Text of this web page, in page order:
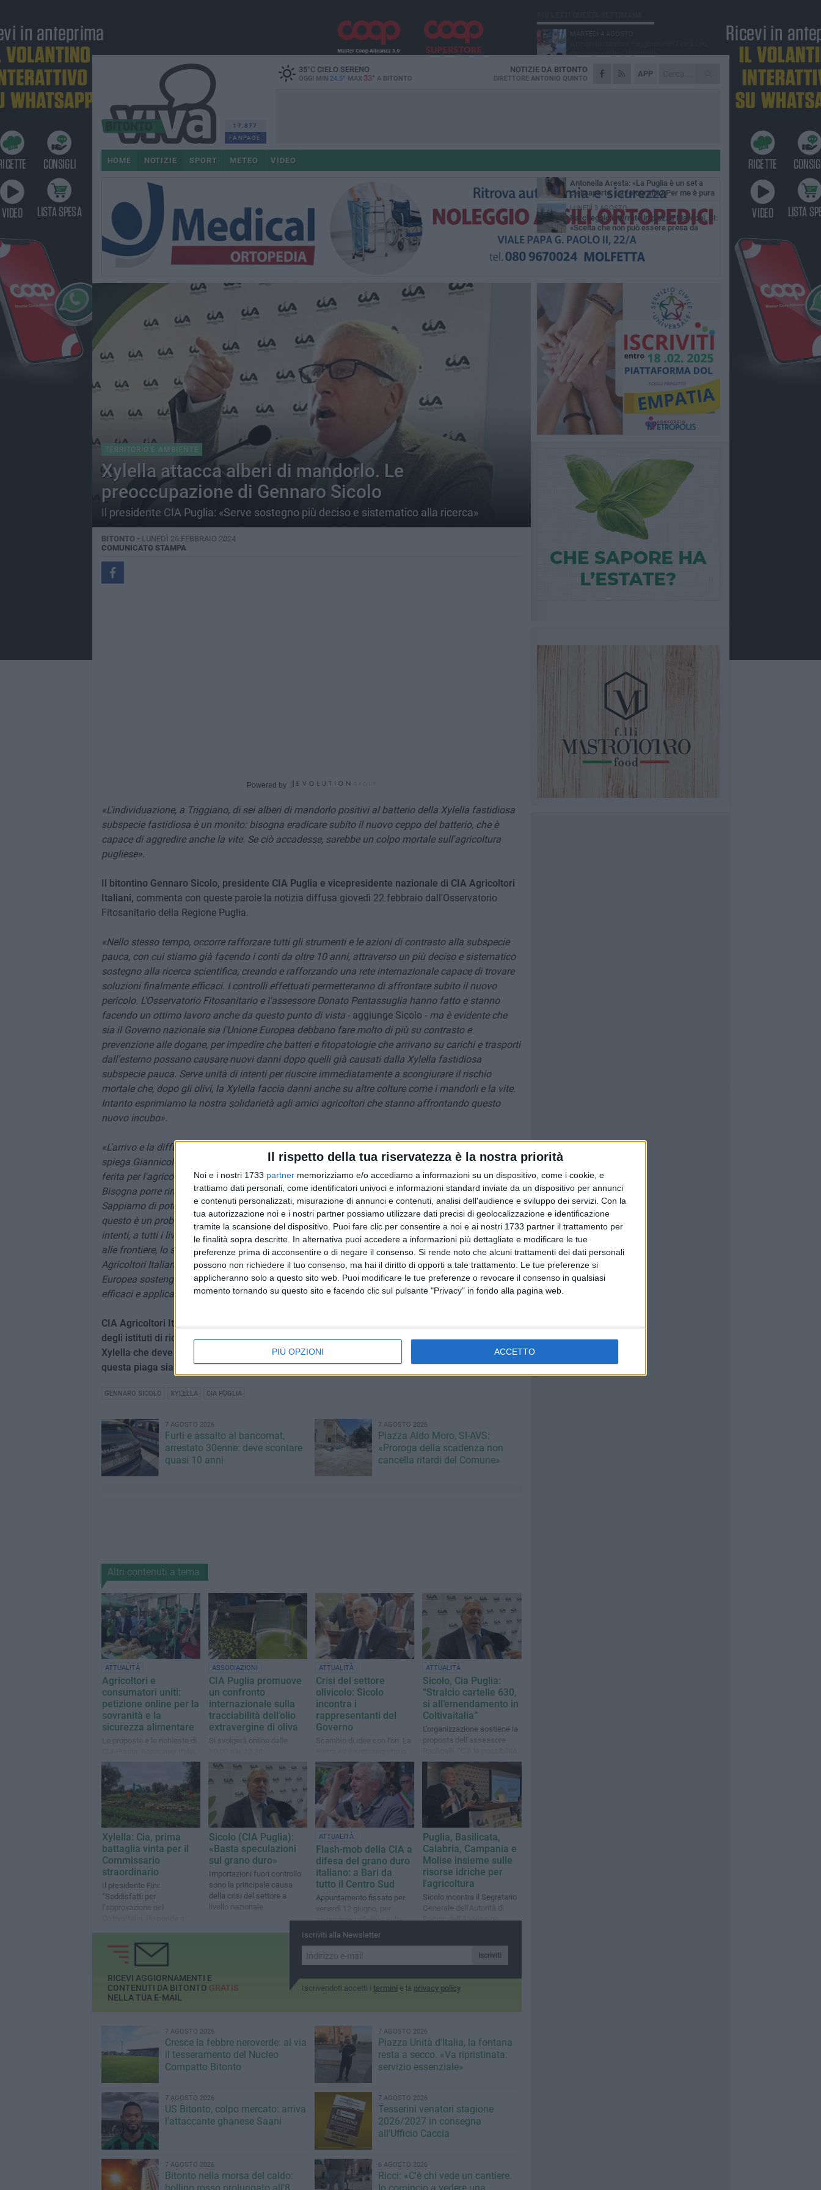
Il rispetto della tua riservatezza è la nostra priorità
Noi e i nostri 1733 partner memorizziamo e/o accediamo a informazioni su un dispositivo, come i cookie, e
trattiamo dati personali, come identificatori univoci e informazioni standard inviate da un dispositivo per annunci
e contenuti personalizzati, misurazione di annunci e contenuti, analisi dell'audience e sviluppo dei servizi. Con la
tua autorizzazione noi e i nostri partner possiamo utilizzare dati precisi di geolocalizzazione e identificazione
tramite la scansione del dispositivo. Puoi fare clic per consentire a noi e ai nostri 1733 partner il trattamento per
le finalità sopra descritte. In alternativa puoi accedere a informazioni più dettagliate e modificare le tue
preferenze prima di acconsentire o di negare il consenso. Si rende noto che alcuni trattamenti dei dati personali
possono non richiedere il tuo consenso, ma hai il diritto di opporti a tale trattamento. Le tue preferenze si
applicheranno solo a questo sito web. Puoi modificare le tue preferenze o revocare il consenso in qualsiasi
momento tornando su questo sito e facendo clic sul pulsante "Privacy" in fondo alla pagina web.
PIÙ OPZIONI ACCETTO
17.877
FANPAGE
35°CCIELO SERENO
OGGI MIN 24.5° MAX 33° A BITONTO
APP
NOTIZIE DA BITONTO
DIRETTORE ANTONIO QUINTO
HOME NOTIZIE SPORT METEO VIDEO
TERRITORIO E AMBIENTE
Xylella attacca alberi di mandorlo. Le
preoccupazione di Gennaro Sicolo
Il presidente CIA Puglia: «Serve sostegno più deciso e sistematico alla ricerca»
BITONTO - LUNEDÌ 26 FEBBRAIO 2024
COMUNICATO STAMPA
Powered by
«L'individuazione, a Triggiano, di sei alberi di mandorlo positivi al batterio della Xylella fastidiosa
subspecie fastidiosa è un monito: bisogna eradicare subito il nuovo ceppo del batterio, che è
capace di aggredire anche la vite. Se ciò accadesse, sarebbe un colpo mortale sull'agricoltura
pugliese».
Il bitontino Gennaro Sicolo, presidente CIA Puglia e vicepresidente nazionale di CIA Agricoltori
Italiani, commenta con queste parole la notizia diffusa giovedì 22 febbraio dall'Osservatorio
Fitosanitario della Regione Puglia.
«Nello stesso tempo, occorre rafforzare tutti gli strumenti e le azioni di contrasto alla subspecie
pauca, con cui stiamo già facendo i conti da oltre 10 anni, attraverso un più deciso e sistematico
sostegno alla ricerca scientifica, creando e rafforzando una rete internazionale capace di trovare
soluzioni finalmente efficaci. I controlli effettuati permetteranno di affrontare subito il nuovo
pericolo. L'Osservatorio Fitosanitario e l'assessore Donato Pentassuglia hanno fatto e stanno
facendo un ottimo lavoro anche da questo punto di vista - aggiunge Sicolo - ma è evidente che
sia il Governo nazionale sia l'Unione Europea debbano fare molto di più su contrasto e
prevenzione alle dogane, per impedire che batteri e fitopatologie che arrivano su carichi e trasporti
dall'esterno possano causare nuovi danni dopo quelli già causati dalla Xylella fastidiosa
subspecie pauca. Serve unità di intenti per riuscire immediatamente a scongiurare il rischio
mortale che, dopo gli olivi, la Xylella faccia danni anche su altre colture come i mandorli e la vite.
Intanto esprimiamo la nostra solidarietà agli amici agricoltori che stanno affrontando questo
nuovo incubo».
«L'arrivo e la diffusione del secondo ceppo del batterio Xylella fastidiosa subspecie fastidiosa",
spiega Giannicola D'Amico, vicepresidente vicario di CIA Puglia, "rappresenta una ulteriore e grave
ferita per l'agricoltura pugliese, nel quadro generale di un comparto già allo stremo da tempo.
Bisogna porre rimedio alla scarsa efficienza dei controlli sui prodotti vegetali che entrano in Italia.
Sappiamo di poter contare sulla determinazione che l'assessore Pentassuglia sta mostrando, ma
questo è un problema per il quale la Puglia non deve essere lasciata da sola. Ci vuole unità di
intenti, a tutti i livelli, con un impegno forte sia del Governo sia dell'Unione Europea per i controlli
alle frontiere, lo stanziamento di nuove risorse, il rafforzamento dei protocolli in atto. CIA
Agricoltori Italiani ha sempre fatto affidamento sulla scienza: Governo nazionale e Unione
Europea sostengano la task force scientifica, in modo che la ricerca arrivi finalmente a soluzioni
efficaci e applicabili».
CIA Agricoltori Italiani di Puglia, come sempre, sarà al fianco degli agricoltori, delle istituzioni e
degli istituti di ricerca scientifica per continuare a fare la propria parte nella lotta contro la
Xylella che deve mobilitare tutti, ognuno per il proprio ruolo e le proprie possibilità, affinché
questa piaga sia finalmente estirpata.
GENNARO SICOLO XYLELLA CIA PUGLIA
7 AGOSTO 2026
Furti e assalto al bancomat,
arrestato 30enne: deve scontare
quasi 10 anni
7 AGOSTO 2026
Piazza Aldo Moro, SI-AVS:
«Proroga della scadenza non
cancella ritardi del Comune»
Altri contenuti a tema
ATTUALITÀ
Agricoltori e
consumatori uniti:
petizione online per la
sovranità e la
sicurezza alimentare
Le proposte e le richieste di
I Consumatori, Consumatori
Solidali e AECI
ASSOCIAZIONI
CIA Puglia promuove
un confronto
internazionale sulla
tracciabilità dell’olio
extravergine di oliva
Si svolgerà online dalle
ATTUALITÀ
Crisi del settore
olivicolo: Sicolo
incontra i
rappresentanti del
Governo
Scambio di idee con l'on. La
Gemmato
ATTUALITÀ
Sicolo, Cia Puglia:
“Stralcio cartelle 630,
si all’emendamento in
Coltivaitalia”
L’organizzazione sostiene la
proposta dell’assessore
si agisca”
Xylella: Cia, prima
battaglia vinta per il
Commissario
straordinario
Il presidente Fini:
“Soddisfatti per
l’approvazione nel
olivicolo pugliese”
Sicolo (CIA Puglia):
«Basta speculazioni
sul grano duro»
Importazioni fuori controllo
sono la principale causa
della crisi del settore a
livello nazionale
ATTUALITÀ
Flash-mob della CIA a
difesa del grano duro
italiano: a Bari da
tutto il Centro Sud
Appuntamento fissato per
venerdì 12 giugno, per
accendere i riflettori sulla
profonda crisi del settore
Puglia, Basilicata,
Calabria, Campania e
Molise insieme sulle
risorse idriche per
l'agricoltura
Sicolo incontra il Segretario
Generale dell’Autorità di
Bacino dell’Appennino
Iscriviti alla Newsletter
Iscriviti
Iscrivendoti accetti i termini e la privacy policy
RICEVI AGGIORNAMENTI E
CONTENUTI DA BITONTO GRATIS
NELLA TUA E-MAIL
7 AGOSTO 2026
Cresce la febbre neroverde: al via
il tesseramento del Nucleo
Compatto Bitonto
7 AGOSTO 2026
Piazza Unità d'Italia, la fontana
resta a secco. «Va ripristinata:
servizio essenziale»
7 AGOSTO 2026
US Bitonto, colpo mercato: arriva
l'attaccante ghanese Saani
7 AGOSTO 2026
Tesserini venatori stagione
2026/2027 in consegna
all’Ufficio Caccia
7 AGOSTO 2026
Bitonto nella morsa del caldo:
6 AGOSTO 2026
Ricci: «C'è chi vede un cantiere.
rapina in un bar di Bitonto
VENERDÌ 31 LUGLIO
Furti d'auto, scoperta la banda tra Bitonto e
Fratelli d'Italia Bitonto: «Vicinanza alla
LUNEDÌ 3 AGOSTO
Antonella Aresta: «La Puglia è un set a
cielo aperto. La fotografia? Per me è pura
poesia»
LUNEDÌ 3 AGOSTO
Parcheggio interrato in piazza Marconi, SI:
«Scelta che non può essere presa da
pochi»